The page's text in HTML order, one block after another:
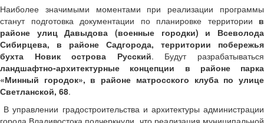
Наиболее значимыми моментами при реализации программы
станут подготовка документации по планировке территории в
районе улиц Давыдова (военные городки) и Всеволода
Сибирцева, в районе Садгорода, территории побережья
бухта Новик острова Русский. Будут разрабатываться
ландшафтно-архитектурные концепции в районе парка
«Минный городок», в районе матросского клуба по улице
Светланской, 68.
В управлении градостроительства и архитектуры администрации
города Владивостока подчеркнули, что реализация муниципальной